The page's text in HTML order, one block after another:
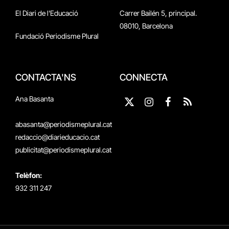
El Diari de l'Educació
Fundació Periodisme Plural
Carrer Bailén 5, principal.
08010, Barcelona
CONTACTA'NS
Ana Basanta
abasanta@periodismeplural.cat
redaccio@diarieducacio.cat
publicitat@periodismeplural.cat
Telèfon:
932 311 247
CONNECTA
X
InstagramFacebook
RSS